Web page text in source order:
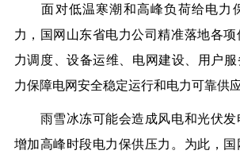
面对低温寒潮和高峰负荷给电力
力，国网山东省电力公司精准落地各
力调度、设备运维、电网建设、用户服
力保障电网安全稳定运行和电力可靠供应
雨雪冰冻可能会造成风电和光伏发
增加高峰时段电力保供压力。为此，国